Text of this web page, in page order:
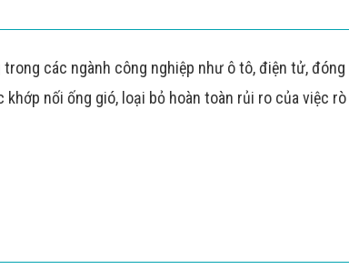
các ngành công nghiệp như ô tô, điện tử,
nối ống gió, loại bỏ hoàn toàn rủi ro của việc